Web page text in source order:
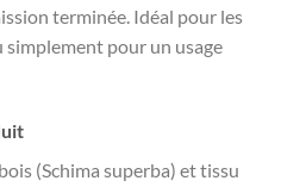
terminée. Idéal pour les
pour un usage
(Schima superba) et tissu